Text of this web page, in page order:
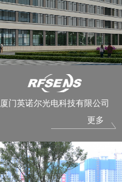
厦门英诺尔光电科技有限公司
更多